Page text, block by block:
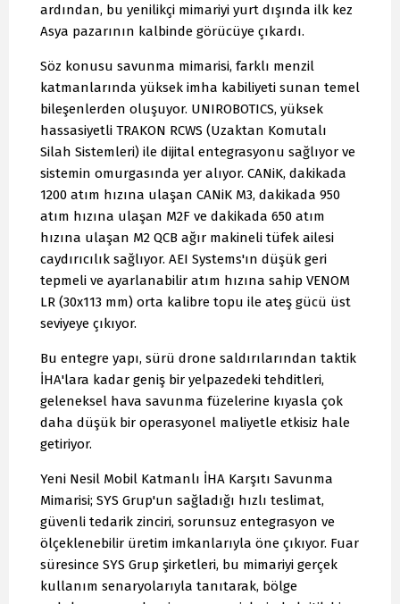
ardından, bu yenilikçi mimariyi yurt dışında ilk kez
Asya pazarının kalbinde görücüye çıkardı.
Söz konusu savunma mimarisi, farklı menzil
katmanlarında yüksek imha kabiliyeti sunan temel
bileşenlerden oluşuyor. UNIROBOTICS, yüksek
hassasiyetli TRAKON RCWS (Uzaktan Komutalı
Silah Sistemleri) ile dijital entegrasyonu sağlıyor ve
sistemin omurgasında yer alıyor. CANiK, dakikada
1200 atım hızına ulaşan CANiK M3, dakikada 950
atım hızına ulaşan M2F ve dakikada 650 atım
hızına ulaşan M2 QCB ağır makineli tüfek ailesi
caydırıcılık sağlıyor. AEI Systems'ın düşük geri
tepmeli ve ayarlanabilir atım hızına sahip VENOM
LR (30x113 mm) orta kalibre topu ile ateş gücü üst
seviyeye çıkıyor.
Bu entegre yapı, sürü drone saldırılarından taktik
İHA'lara kadar geniş bir yelpazedeki tehditleri,
geleneksel hava savunma füzelerine kıyasla çok
daha düşük bir operasyonel maliyetle etkisiz hale
getiriyor.
Yeni Nesil Mobil Katmanlı İHA Karşıtı Savunma
Mimarisi; SYS Grup'un sağladığı hızlı teslimat,
güvenli tedarik zinciri, sorunsuz entegrasyon ve
ölçeklenebilir üretim imkanlarıyla öne çıkıyor. Fuar
süresince SYS Grup şirketleri, bu mimariyi gerçek
kullanım senaryolarıyla tanıtarak, bölge